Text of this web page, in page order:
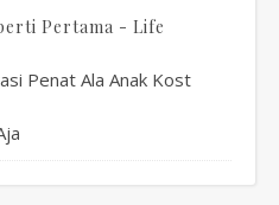
Pertama - Life
Penat Ala Anak Kost